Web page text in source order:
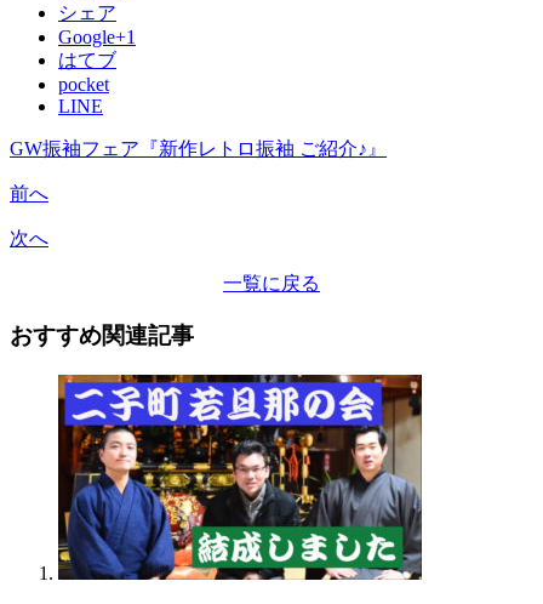
シェア
Google+1
はてブ
pocket
LINE
GW振袖フェア『新作レトロ振袖 ご紹介♪』
前へ
次へ
一覧に戻る
おすすめ関連記事